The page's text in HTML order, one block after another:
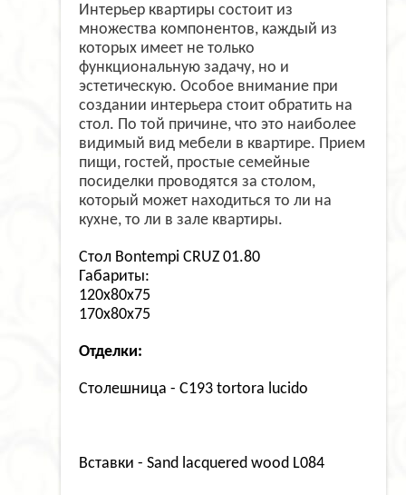
Интерьер квартиры состоит из
множества компонентов, каждый из
которых имеет не только
функциональную задачу, но и
эстетическую. Особое внимание при
создании интерьера стоит обратить на
стол. По той причине, что это наиболее
видимый вид мебели в квартире. Прием
пищи, гостей, простые семейные
посиделки проводятся за столом,
который может находиться то ли на
кухне, то ли в зале квартиры.
Стол Bontempi CRUZ 01.80
Габариты:
120x80x75
170x80x75
Отделки:
Столешница - C193 tortora lucido
Вставки - Sand lacquered wood L084